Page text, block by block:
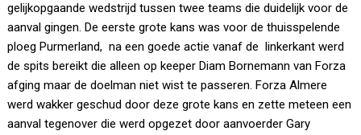
gelijkopgaande wedstrijd tussen twee teams die duidelijk voor de
aanval gingen. De eerste grote kans was voor de thuisspelende
ploeg Purmerland, na een goede actie vanaf de linkerkant werd
de spits bereikt die alleen op keeper Diam Bornemann van Forza
afging maar de doelman niet wist te passeren. Forza Almere
werd wakker geschud door deze grote kans en zette meteen een
aanval tegenover die werd opgezet door aanvoerder Gary